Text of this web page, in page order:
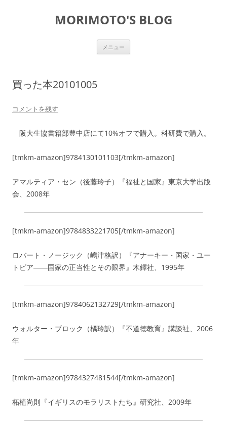
MORIMOTO'S BLOG
メニュー
買った本20101005
コメントを残す
阪大生協書籍部豊中店にて10%オフで購入。科研費で購入。
[tmkm-amazon]9784130101103[/tmkm-amazon]
アマルティア・セン（後藤玲子）『福祉と国家』東京大学出版
会、2008年
[tmkm-amazon]9784833221705[/tmkm-amazon]
ロバート・ノージック（嶋津格訳）『アナーキー・国家・ユー
トピア――国家の正当性とその限界』木鐸社、1995年
[tmkm-amazon]9784062132729[/tmkm-amazon]
ウォルター・ブロック（橘玲訳）『不道徳教育』講談社、2006
年
[tmkm-amazon]9784327481544[/tmkm-amazon]
柘植尚則『イギリスのモラリストたち』研究社、2009年